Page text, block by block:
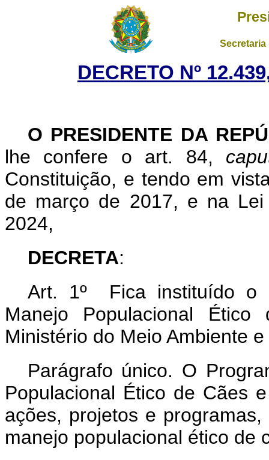
DECRETO Nº
O PRESIDENTE DA
lhe confere o art. 84,
Constituição, e tendo em
de março de 2017, e na
2024,
DECRETA:
Art. 1º Fica instituído o
Manejo Populacional
Ministério do Meio Ambiente
Parágrafo único. O
Populacional Ético de Cães
ações, projetos e
manejo populacional ético de